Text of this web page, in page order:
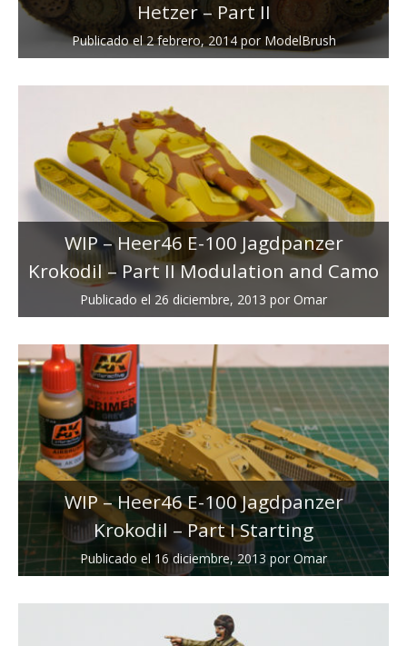
Hetzer – Part II
Publicado el2 febrero, 2014por ModelBrush
WIP – Heer46 E-100 Jagdpanzer
Krokodil – Part II Modulation and Camo
Publicado el 26 diciembre, 2013 por Omar
WIP – Heer46 E-100 Jagdpanzer
Krokodil – Part I Starting
Publicado el 16 diciembre, 2013 porOmar